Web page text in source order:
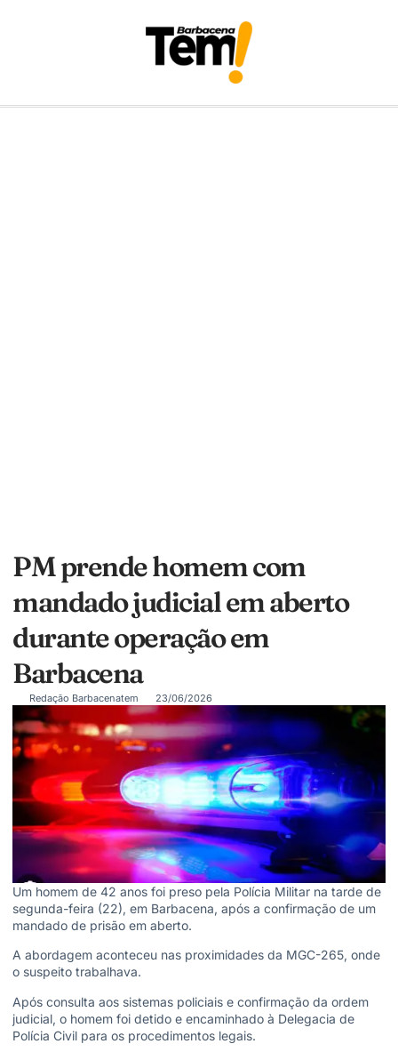
PM prende homem com
mandado judicial em aberto
durante operação em
Barbacena
Redação Barbacenatem 23/06/2026
Um homem de 42 anos foi preso pela Polícia Militar na tarde de
segunda-feira (22), em Barbacena, após a confirmação de um
mandado de prisão em aberto.
A abordagem aconteceu nas proximidades da MGC-265, onde
o suspeito trabalhava.
Após consulta aos sistemas policiais e confirmação da ordem
judicial, o homem foi detido e encaminhado à Delegacia de
Polícia Civil para os procedimentos legais.